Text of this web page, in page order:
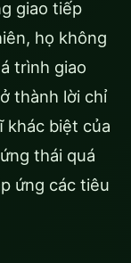
giao tiếp
họ không
trình giao
thành lời chỉ
khác biệt của
thái quá
ứng các tiêu